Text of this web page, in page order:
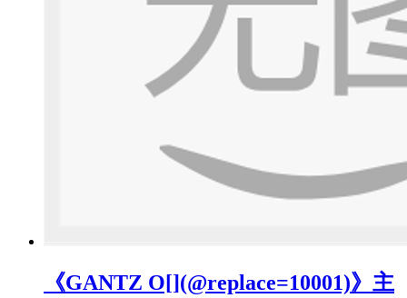
《GANTZ O[](@replace=10001)》主